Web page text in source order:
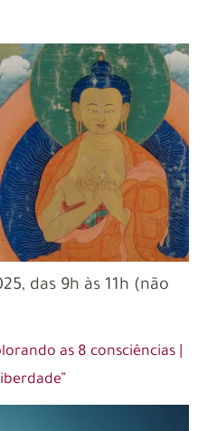
das 9h às 11h (não
as 8 consciências |